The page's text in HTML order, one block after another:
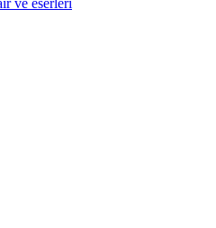
ve eserleri